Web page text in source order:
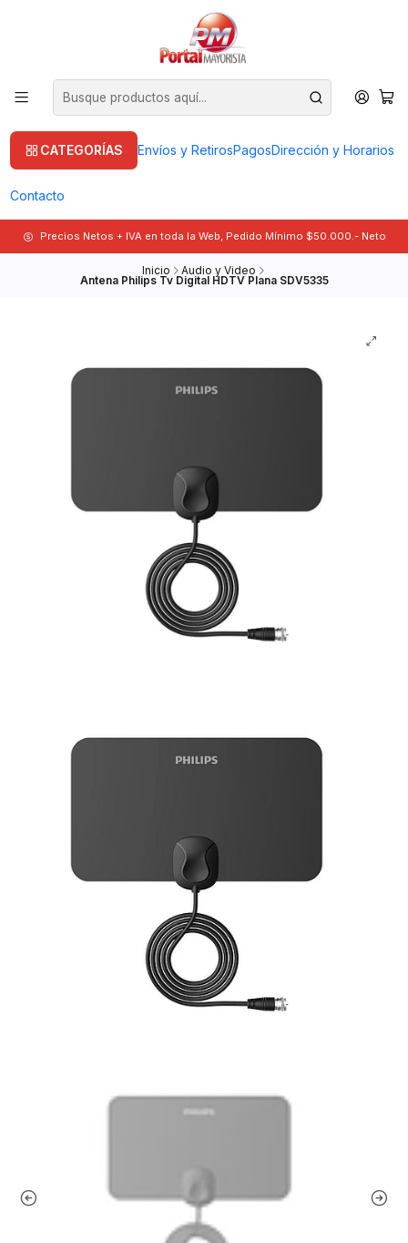
CATEGORÍAS Envíos y RetirosPagosDirección y Horarios
Contacto
Precios Netos + IVA en toda la Web, Pedido Mínimo $50.000.- Neto
Inicio Audio y Video
Antena Philips Tv Digital HDTV Plana SDV5335